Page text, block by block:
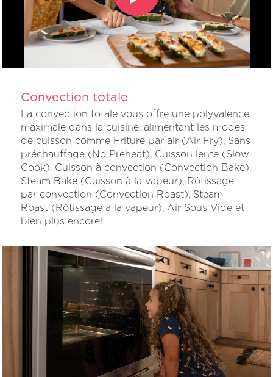
Convection totale
La convection totale vous offre une polyvalence
maximale dans la cuisine, alimentant les modes
de cuisson comme Friture par air (Air Fry), Sans
préchauffage (No Preheat), Cuisson lente (Slow
Cook), Cuisson à convection (Convection Bake),
Steam Bake (Cuisson à la vapeur), Rôtissage
par convection (Convection Roast), Steam
Roast (Rôtissage à la vapeur), Air Sous Vide et
bien plus encore!